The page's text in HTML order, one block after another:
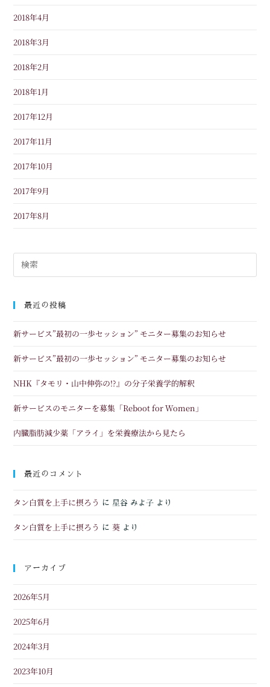
2018年4月
2018年3月
2018年2月
2018年1月
2017年12月
2017年11月
2017年10月
2017年9月
2017年8月
最近の投稿
新サービス”最初の一歩セッション” モニター募集のお知らせ
新サービス”最初の一歩セッション” モニター募集のお知らせ
NHK『タモリ・山中伸弥の!?』の分子栄養学的解釈
新サービスのモニターを募集「Reboot for Women」
内臓脂肪減少薬「アライ」を栄養療法から見たら
最近のコメント
タン白質を上手に摂ろう に 星谷 みよ子 より
タン白質を上手に摂ろう に葵 より
アーカイブ
2026年5月
2025年6月
2024年3月
2023年10月